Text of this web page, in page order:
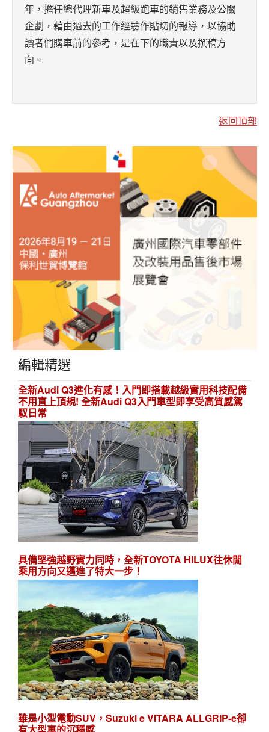
年，擔任總代理新車及超級跑車的銷售業務及公關
企劃，藉由過去的工作經驗作貼切的報導，以協助
讀者們購車前的參考，是在下的職責以及撰稿方
向。
返回頂部
編輯精選
全新Audi Q3進化有感！入門即搭載越級實用科技配備
不用直上頂規! 全新Audi Q3入門車型即享受高質感駕
馭日常
具備堅強越野實力同時，全新TOYOTA HILUX往休閒
乘用方向又邁進了特大一步！
雖是小型電動SUV，Suzuki e VITARA ALLGRIP-e卻
有大型車的沉穩感